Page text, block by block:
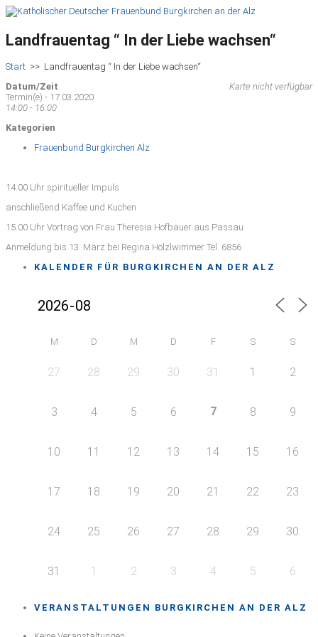
Landfrauentag “ In der Liebe wachsen“
Start >> Landfrauentag “ In der Liebe wachsen“
Karte nicht verfügbar
Datum/Zeit
Termin(e) - 17.03.2020
14:00 - 16:00
Kategorien
Frauenbund Burgkirchen Alz
14.00 Uhr spiritueller Impuls
anschließend Kaffee und Kuchen
15.00 Uhr Vortrag von Frau Theresia Hofbauer aus Passau
Anmeldung bis 13. März bei Regina Hölzlwimmer Tel. 6856
KALENDER FÜR BURGKIRCHEN AN DER ALZ
M D M D F S S
27 28 29 30 31 1 2
3 4 5 6 7 8 9
10 11 12 13 14 15 16
17 18 19 20 21 22 23
24 25 26 27 28 29 30
31 1 2 3 4 5 6
VERANSTALTUNGEN BURGKIRCHEN AN DER ALZ